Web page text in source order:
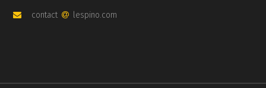
contact lespino.com